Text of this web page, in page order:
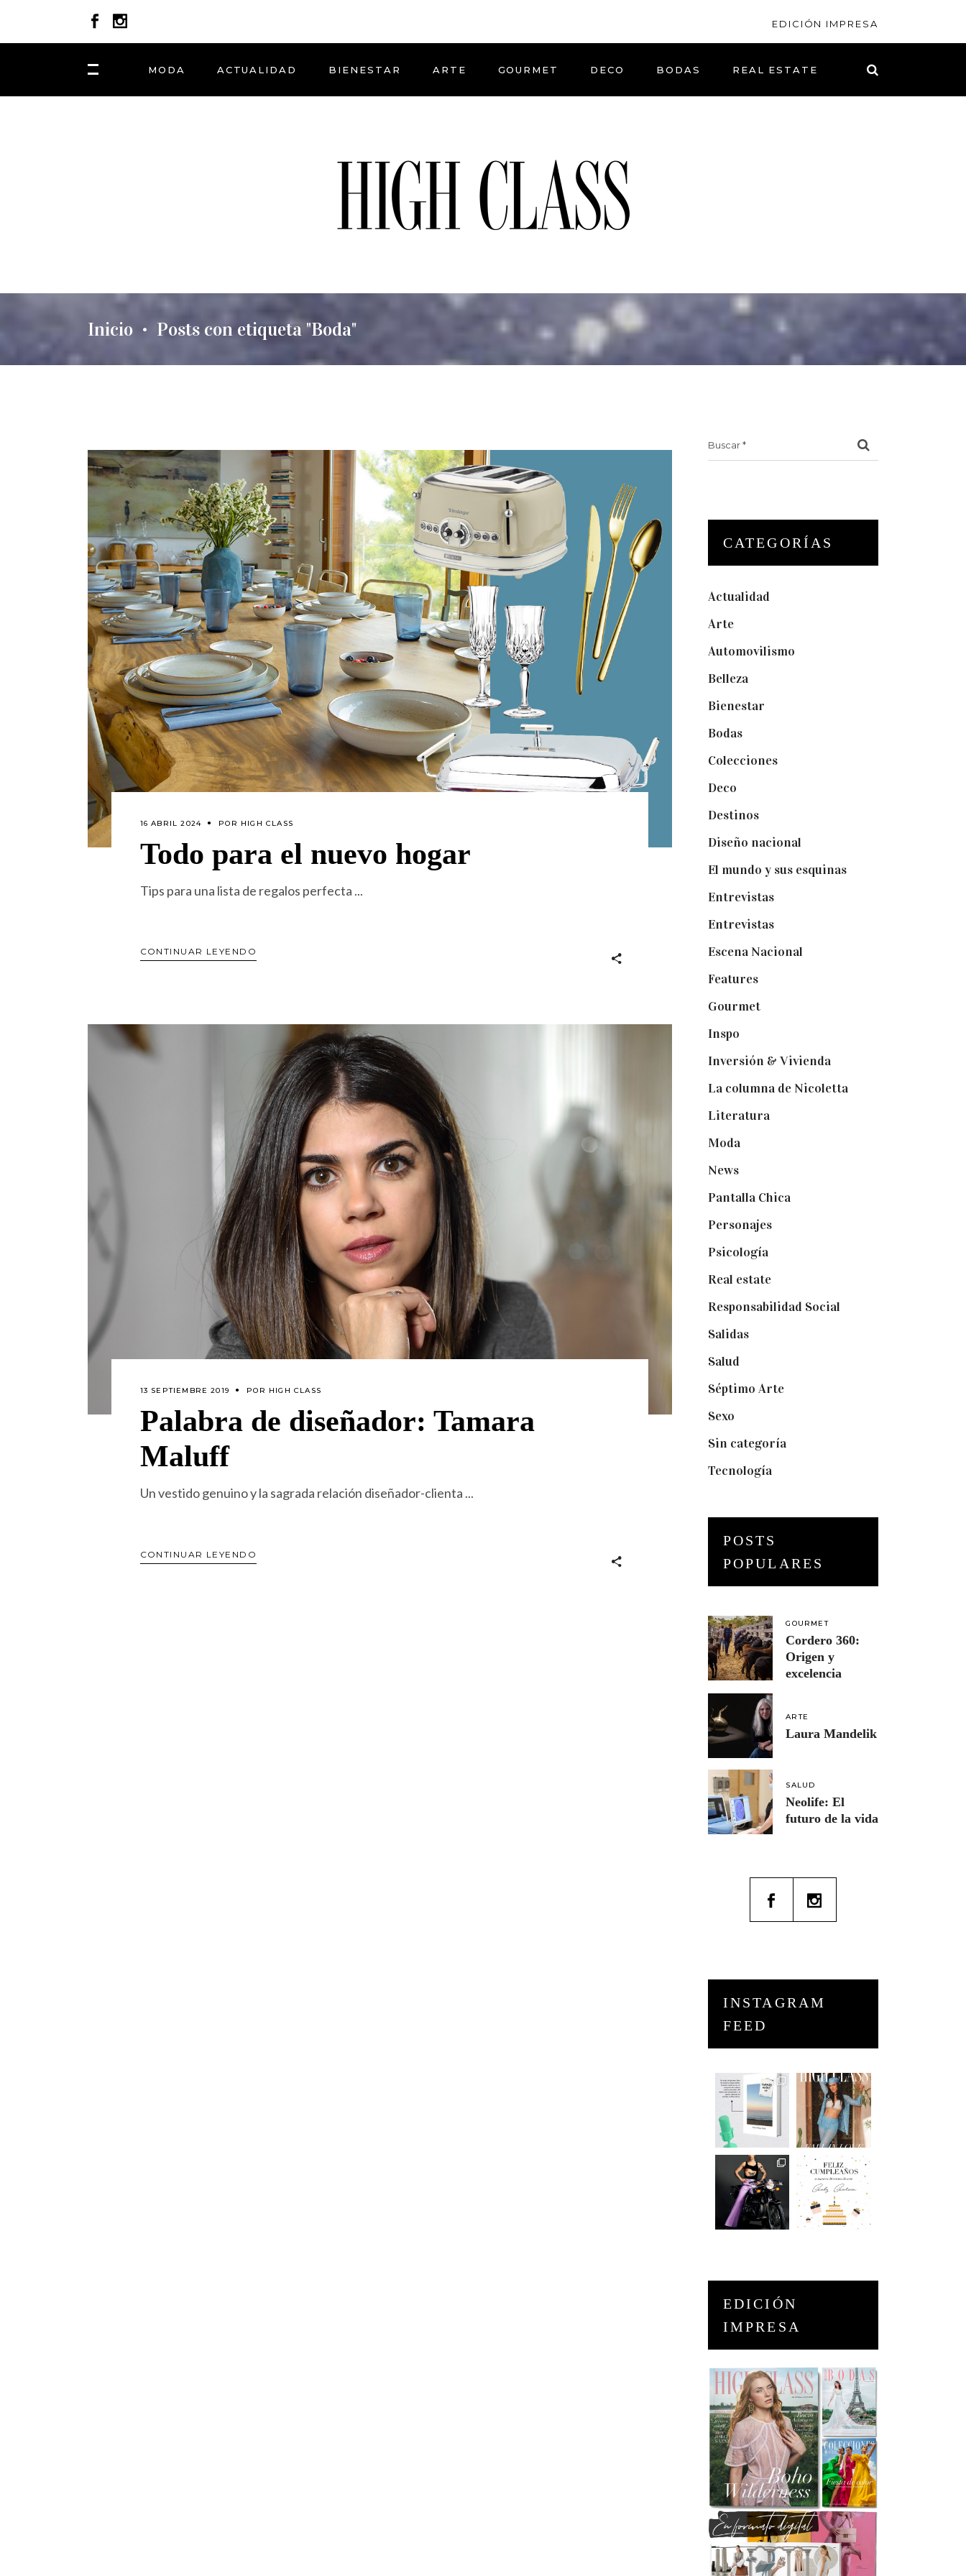
EDICIÓN IMPRESA
MODA ACTUALIDAD BIENESTAR ARTE GOURMET DECO BODAS REAL ESTATE
Inicio • Posts con etiqueta "Boda"
16 ABRIL 2024 POR HIGH CLASS
Todo para el nuevo hogar
Tips para una lista de regalos perfecta
CONTINUAR LEYENDO
13 SEPTIEMBRE 2019 POR HIGH CLASS
Palabra de diseñador: Tamara
Maluff
Un vestido genuino y la sagrada relación diseñador-clienta
CONTINUAR LEYENDO
CATEGORÍAS
Actualidad
Arte(74)
Automovilismo
Belleza(32)
Bienestar
Bodas(73)
Colecciones(22)
Deco
Destinos(6)
Diseño nacional
El mundo y sus esquinas(25)
Entrevistas(36)
Entrevistas(14)
Escena Nacional
Features(29)
Gourmet(102)
Inspo
Inversión & Vivienda(5)
La columna de Nicoletta(5)
Literatura(1)
Moda(84)
News(24)
Pantalla Chica(22)
Personajes(9)
Psicología(60)
Real estate(7)
Responsabilidad Social
Salidas(16)
Salud
Séptimo Arte(40)
Sexo
Sin categoría(2)
Tecnología(3)
POSTS
POPULARES
GOURMET
Cordero 360:
Origen y
excelencia
ARTE
Laura Mandelik
SALUD
Neolife: El
futuro de la vida
INSTAGRAM
FEED
EDICIÓN
IMPRESA